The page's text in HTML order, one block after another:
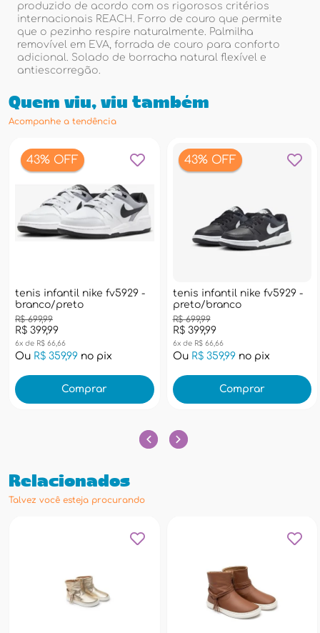
produzido de acordo com os rigorosos critérios
internacionais REACH. Forro de couro que permite
que o pezinho respire naturalmente. Palmilha
removível em EVA, forrada de couro para conforto
adicional. Solado de borracha natural flexível e
antiescorregão.
Quem viu, viu também
Acompanhe a tendência
43% OFF
tenis infantil nike fv5929 -
branco/preto
R$ 399,99
R$ 699,99
6x de R$ 66,66
Ou R$ 359,99 no pix
Comprar
43% OFF
tenis infantil nike fv5929 -
preto/branco
R$ 399,99
R$ 699,99
6x de R$ 66,66
Ou R$ 359,99no pix
Comprar
Relacionados
Talvez você esteja procurando